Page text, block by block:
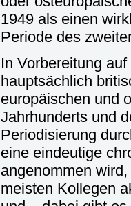
1949 als einen
Periode des
In Vorbereitung
hauptsächlich
europäischen und
Jahrhunderts und
Periodisierung
eine eindeutige
angenommen
meisten Kollegen